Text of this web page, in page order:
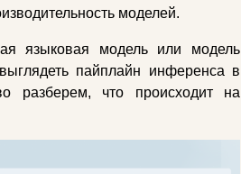
моделей.
языковая модель или модель
пайплайн инференса в
разберем, что происходит на